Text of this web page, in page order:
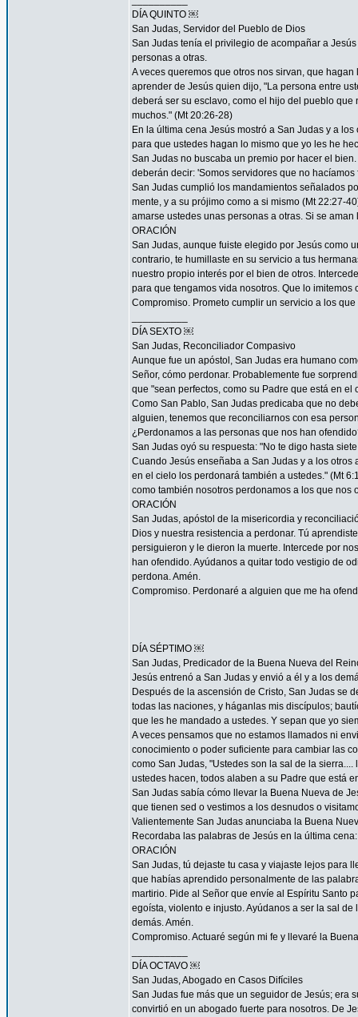
DÍA QUINTO ￼
San Judas, Servidor del Pueblo de Dios
San Judas tenía el privilegio de acompañar a
personas a otras.
A veces queremos que otros nos sirvan, que
aprender de Jesús quien dijo, "La persona entre
deberá ser su esclavo, como el hijo del pueblo
muchos." (Mt 20:26-28)
En la última cena Jesús mostró a San Judas y a
para que ustedes hagan lo mismo que yo les he
San Judas no buscaba un premio por hacer el
deberán decir: 'Somos servidores que no
San Judas cumplió los mandamientos señalados
mente, y a su prójimo como a si mismo (Mt 22:27-
amarse ustedes unas personas a otras. Si se
ORACIÓN
San Judas, aunque fuiste elegido por Jesús como
contrario, te humillaste en su servicio a tus
nuestro propio interés por el bien de otros.
para que tengamos vida nosotros. Que lo
Compromiso. Prometo cumplir un servicio a los
DÍA SEXTO ￼
San Judas, Reconciliador Compasivo
Aunque fue un apóstol, San Judas era humano
Señor, cómo perdonar. Probablemente fue
que "sean perfectos, como su Padre que está en el
Como San Pablo, San Judas predicaba que no
alguien, tenemos que reconciliarnos con esa
¿Perdonamos a las personas que nos han
San Judas oyó su respuesta: "No te digo hasta
Cuando Jesús enseñaba a San Judas y a los
en el cielo los perdonará también a ustedes." (Mt
como también nosotros perdonamos a los que nos
ORACIÓN
San Judas, apóstol de la misericordia y
Dios y nuestra resistencia a perdonar. Tú
persiguieron y le dieron la muerte. Intercede por
han ofendido. Ayúdanos a quitar todo vestigio de
perdona. Amén.
Compromiso. Perdonaré a alguien que me ha
DÍA SÉPTIMO ￼
San Judas, Predicador de la Buena Nueva del
Jesús entrenó a San Judas y envió a él y a los
Después de la ascensión de Cristo, San Judas se
todas las naciones, y háganlas mis discípulos;
que les he mandado a ustedes. Y sepan que yo
A veces pensamos que no estamos llamados ni
conocimiento o poder suficiente para cambiar las
como San Judas, "Ustedes son la sal de la
ustedes hacen, todos alaben a su Padre que está
San Judas sabía cómo llevar la Buena Nueva de
que tienen sed o vestimos a los desnudos o
Valientemente San Judas anunciaba la Buena
Recordaba las palabras de Jesús en la última
ORACIÓN
San Judas, tú dejaste tu casa y viajaste lejos para
que habías aprendido personalmente de las
martirio. Pide al Señor que envíe al Espíritu Santo
egoísta, violento e injusto. Ayúdanos a ser la sal
demás. Amén.
Compromiso. Actuaré según mi fe y llevaré la
DÍA OCTAVO ￼
San Judas, Abogado en Casos Difíciles
San Judas fue más que un seguidor de Jesús; era
convirtió en un abogado fuerte para nosotros. De